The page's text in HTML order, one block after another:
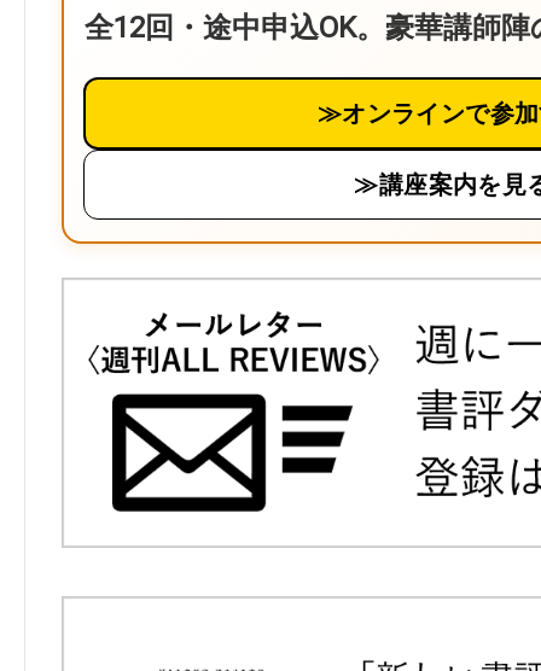
全12回・途中申込OK。豪華講師
≫オンラインで参
≫講座案内を見